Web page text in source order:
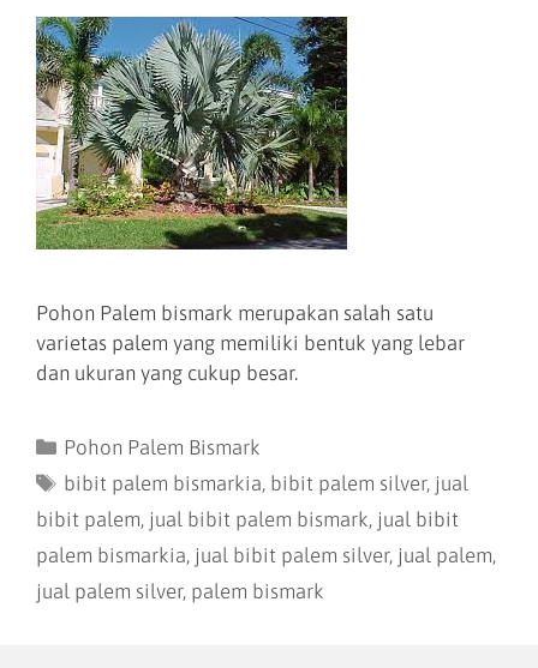
Pohon Palem bismark merupakan salah satu
varietas palem yang memiliki bentuk yang lebar
dan ukuran yang cukup besar.
Pohon Palem Bismark
bibit palem bismarkia, bibit palem silver, jual
bibit palem, jual bibit palem bismark, jual bibit
palem bismarkia, jual bibit palem silver, jual palem,
jual palem silver, palem bismark